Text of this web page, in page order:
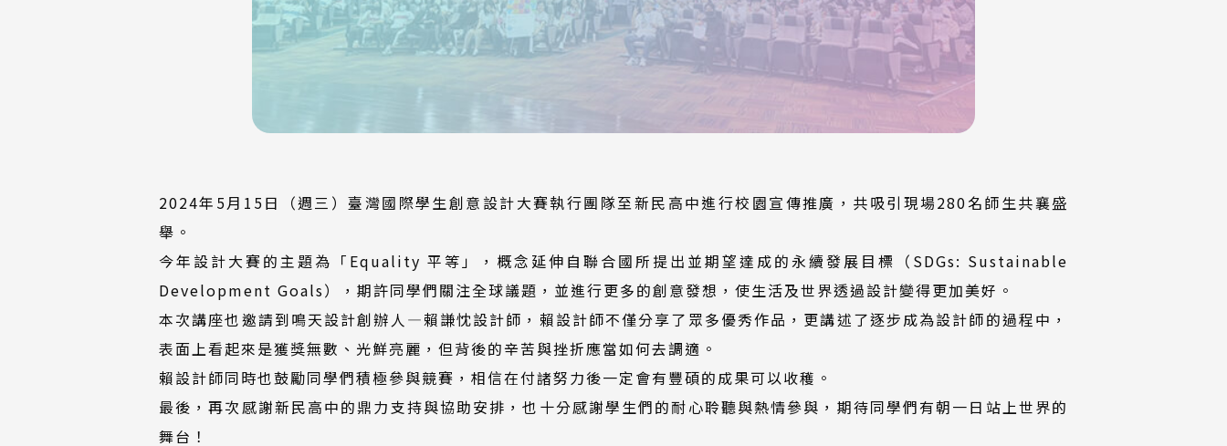
2024年5月15日（週三）臺灣國際學生創意設計大賽執行團隊至新民高中進行校園宣傳推廣，共吸引現場280名師生共襄盛
舉。
今年設計大賽的主題為「Equality 平等」，概念延伸自聯合國所提出並期望達成的永續發展目標（SDGs: Sustainable
Development Goals），期許同學們關注全球議題，並進行更多的創意發想，使生活及世界透過設計變得更加美好。
本次講座也邀請到鳴天設計創辦人—賴謙忱設計師，賴設計師不僅分享了眾多優秀作品，更講述了逐步成為設計師的過程中，
表面上看起來是獲獎無數、光鮮亮麗，但背後的辛苦與挫折應當如何去調適。
賴設計師同時也鼓勵同學們積極參與競賽，相信在付諸努力後一定會有豐碩的成果可以收穫。
最後，再次感謝新民高中的鼎力支持與協助安排，也十分感謝學生們的耐心聆聽與熱情參與，期待同學們有朝一日站上世界的
舞台！